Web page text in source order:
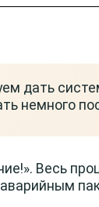
дать
немного
Весь